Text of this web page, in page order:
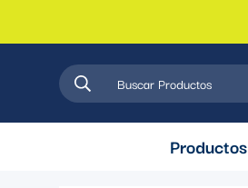
Buscar Productos
Productos